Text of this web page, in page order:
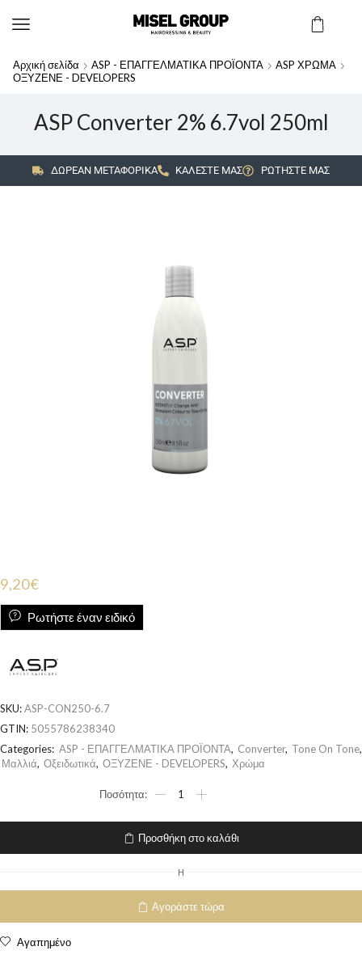
Αρχική σελίδα ASP - ΕΠΑΓΓΕΛΜΑΤΙΚΑ ΠΡΟΪΟΝΤΑ
ASP ΧΡΩΜΑ
ΟΞΥΖΕΝΕ - DEVELOPERS
ASP Converter 2% 6.7vol 250ml
ΔΩΡΕΑΝ ΜΕΤΑΦΟΡΙΚΑ ΚΑΛΕΣΤΕ ΜΑΣ ΡΩΤΗΣΤΕ ΜΑΣ
9,20€
Ρωτήστε έναν ειδικό
SKU:ASP-CON250-6.7
GTIN: 5055786238340
Categories: ASP - ΕΠΑΓΓΕΛΜΑΤΙΚΑ ΠΡΟΪΟΝΤΑ, Converter, Tone On Tone,
Μαλλιά, Οξειδωτικά, ΟΞΥΖΕΝΕ - DEVELOPERS, Χρώμα
Προσθήκη στο καλάθι
H
Αγοράστε τώρα
Αγαπημένο